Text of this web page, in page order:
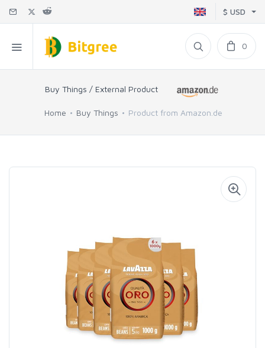
$ USD
0
Buy Things / External Product
Home Buy Things Product from Amazon.de